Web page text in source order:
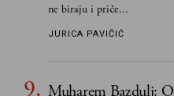
ne biraju i priče...
JURICA PAVIČIĆ
Muharem Bazdulj: